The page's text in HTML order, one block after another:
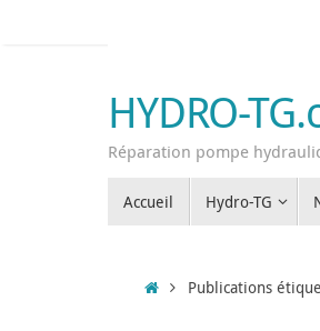
HYDRO-
Réparation pompe
Accueil Hydro-TG
AccueilPublications